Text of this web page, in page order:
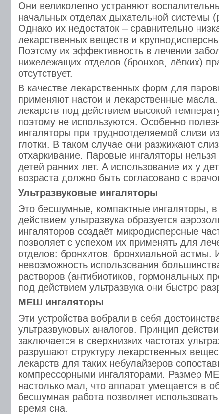
Они великолепно устраняют
начальных отделах дыхательной системы
Однако их недостаток – сравнительно
лекарственных веществ и
Поэтому их эффективность в лечении
нижележащих отделов (бронхов, лёгких)
отсутствует.
В качестве лекарственных форм для
применяют настои и лекарственные
лекарств под действием высокой
поэтому не используются. Особенно
ингаляторы при трудноотделяемой слизи
глотки. В таком случае они разжижают
отхаркивание. Паровые ингаляторы нельзя
детей ранних лет. А использование их у
возраста должно быть согласовано с
Ультразвуковые ингаляторы
Это бесшумные, компактные ингаляторы,
действием ультразвука образуется
ингаляторов создаёт микродисперсные
позволяет с успехом их применять для
отделов: бронхитов, бронхиальной астмы.
невозможность использования
растворов (антибиотиков, гормональных
под действием ультразвука они быстро
МЕШ ингаляторы
Эти устройства вобрали в себя
ультразвуковых аналогов. Принцип
заключается в сверхнизких частотах
разрушают структуру лекарственных
лекарств для таких небулайзеров
компрессорными ингаляторами. Размер
настолько мал, что аппарат умещается в
бесшумная работа позволяет
время сна.